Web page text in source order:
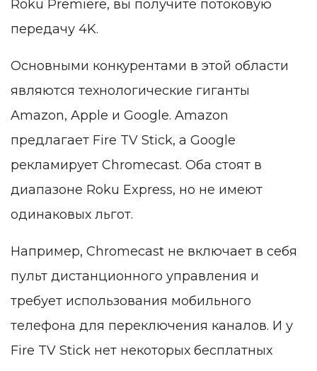
Roku Premiere, вы получите потоковую
передачу 4K.
Основными конкурентами в этой области
являются технологические гиганты
Amazon, Apple и Google. Amazon
предлагает Fire TV Stick, а Google
рекламирует Chromecast. Оба стоят в
диапазоне Roku Express, но не имеют
одинаковых льгот.
Например, Chromecast не включает в себя
пульт дистанционного управления и
требует использования мобильного
телефона для переключения каналов. И у
Fire TV Stick нет некоторых бесплатных